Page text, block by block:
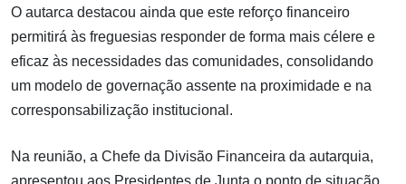
O autarca destacou ainda que este reforço financeiro
permitirá às freguesias responder de forma mais célere e
eficaz às necessidades das comunidades, consolidando
um modelo de governação assente na proximidade e na
corresponsabilização institucional.
Na reunião, a Chefe da Divisão Financeira da autarquia,
apresentou aos Presidentes de Junta o ponto de situação